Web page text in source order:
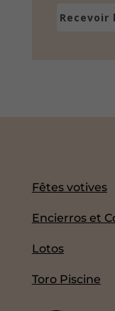
Recevoir
Fêtes votives
Encierros et
Lotos
Toro Piscine